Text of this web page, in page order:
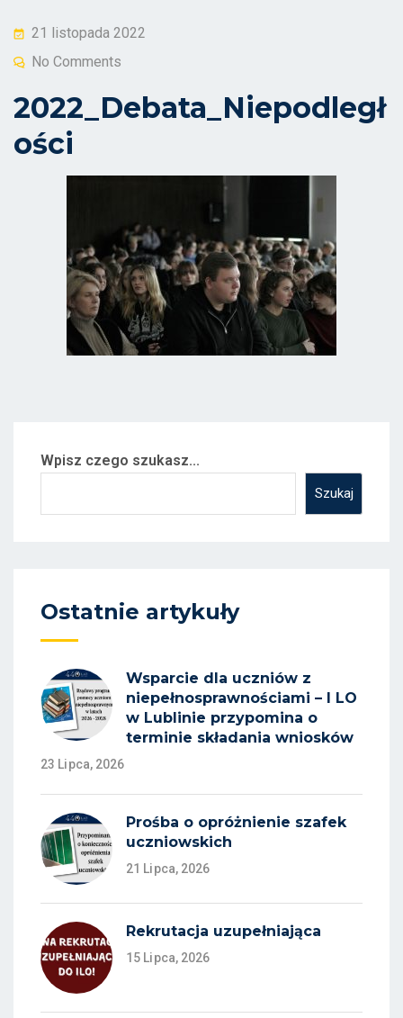
Posted
on
21 listopada 2022
No Comments
2022_Debata_Niepodległ
ości
Wpisz czego szukasz...
Szukaj
Ostatnie artykuły
Wsparcie dla uczniów z
niepełnosprawnościami – I LO
w Lublinie przypomina o
terminie składania wniosków
23 Lipca, 2026
Prośba o opróżnienie szafek
uczniowskich
21 Lipca, 2026
Rekrutacja uzupełniająca
15 Lipca, 2026